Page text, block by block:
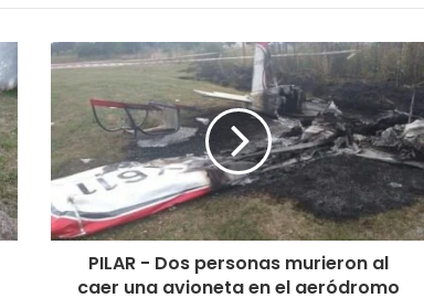
PILAR - Dos personas murieron al
caer una avioneta en el aeródromo